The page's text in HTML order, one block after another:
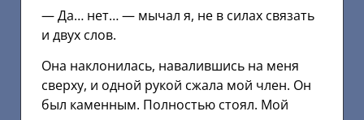
— Да… нет… — мычал я, не в силах связать
и двух слов.
Она наклонилась, навалившись на меня
сверху, и одной рукой сжала мой член. Он
был каменным. Полностью стоял. Мой